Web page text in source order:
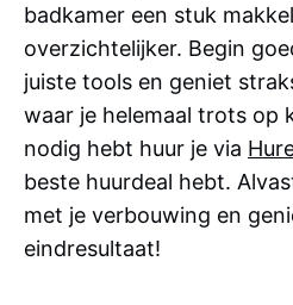
badkamer een stuk
overzichtelijker. Begin
juiste tools en geniet
waar je helemaal trots op
nodig hebt huur je via
beste huurdeal hebt.
met je verbouwing en
eindresultaat!